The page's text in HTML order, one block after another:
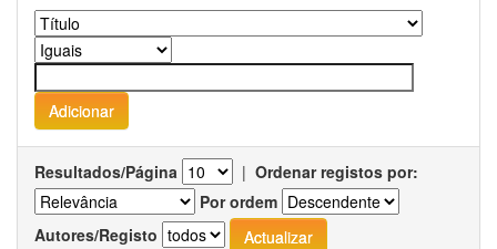
Resultados/Página | Ordenar registos por:
Por ordem
Autores/Registo